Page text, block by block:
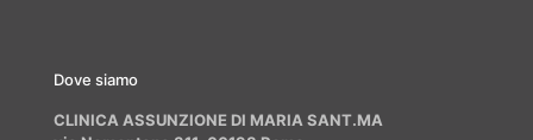
Dove siamo
CLINICA ASSUNZIONE DI MARIA SANT.MA